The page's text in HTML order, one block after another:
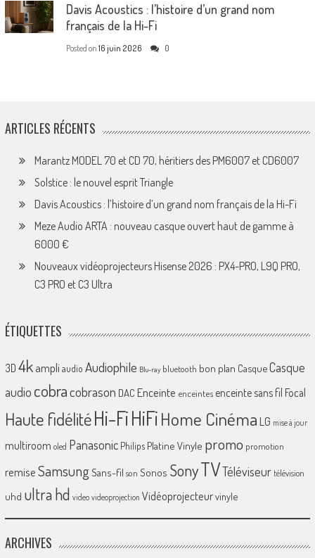
Davis Acoustics : l’histoire d’un grand nom
français de la Hi-Fi
Posted on 16 juin 2026 0
ARTICLES RÉCENTS
Marantz MODEL 70 et CD 70, héritiers des PM6007 et CD6007
Solstice : le nouvel esprit Triangle
Davis Acoustics : l’histoire d’un grand nom français de la Hi-Fi
Meze Audio ARTA : nouveau casque ouvert haut de gamme à
6000 €
Nouveaux vidéoprojecteurs Hisense 2026 : PX4-PRO, L9Q PRO,
C3 PRO et C3 Ultra
ÉTIQUETTES
3D 4k ampliaudio Audiophile Blu-ray bluetooth bon plan CasqueCasque
audio cobracobrason DAC Enceinte enceintes enceinte sans fil Focal
Haute fidélitéHi-FiHiFiHome Cinéma LG mise à jour
multiroom oled Panasonic Philips Platine Vinyle promo promotion
remiseSamsungSans-fil son Sonos SonyTVTéléviseur télévision
uhd ultra hd video videoprojection Vidéoprojecteurvinyle
ARCHIVES